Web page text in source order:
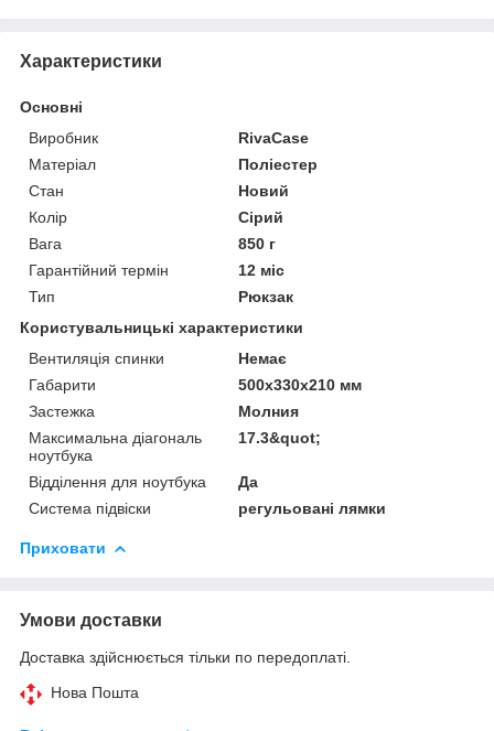
Характеристики
Основні
Виробник
RivaCase
Матеріал
Поліестер
Стан
Новий
Колір
Сірий
Вага
850 г
Гарантійний термін
12 міс
Тип
Рюкзак
Користувальницькі характеристики
Вентиляція спинки
Немає
Габарити
500х330х210 мм
Застежка
Молния
Максимальна діагональ
ноутбука
17.3&quot;
Відділення для ноутбука
Да
Система підвіски
регульовані лямки
Приховати
Умови доставки
Доставка здійснюється тільки по передоплаті.
Нова Пошта